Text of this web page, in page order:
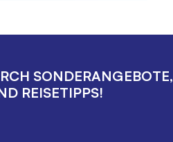
SONDERANGEBOTE,
REISETIPPS!